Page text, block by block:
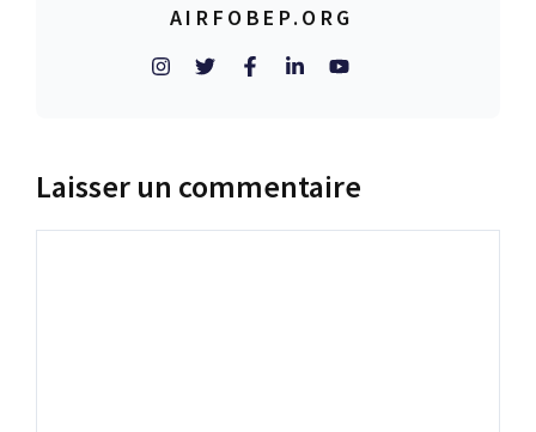
AIRFOBEP.ORG
Laisser un commentaire